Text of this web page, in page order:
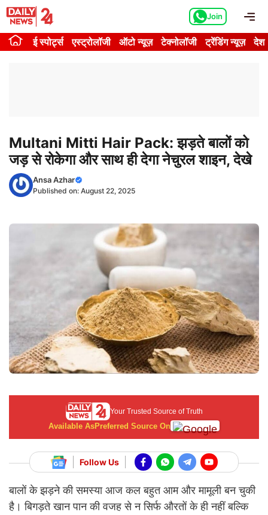
Skip
content
Join
ई स्पोर्ट्स एस्ट्रोलॉजी ऑटो न्यूज़ टेक्नोलॉजी ट्रेंडिंग न्यूज़ देश
Multani Mitti Hair Pack: झड़ते बालों को
जड़ से रोकेगा और साथ ही देगा नेचुरल शाइन, देखे
Ansa Azhar
Published on: August 22, 2025
Your Trusted Source of Truth
Available AsPreferred Source On
Follow Us
बालों के झड़ने की समस्या आज कल बहुत आम और मामूली बन चुकी
है। बिगड़ते खान पान की वजह से न सिर्फ औरतों के ही नहीं बल्कि